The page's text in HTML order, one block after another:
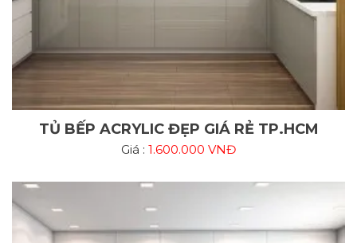
TỦ BẾP ACRYLIC ĐẸP GIÁ RẺ TP.HCM
Giá : 1.600.000 VNĐ